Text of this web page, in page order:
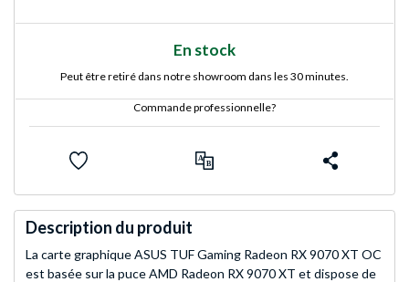
En stock
Peut être retiré dans notre showroom dans les 30 minutes.
Commande professionnelle?
Description du produit
La carte graphique ASUS TUF Gaming Radeon RX 9070 XT OC
est basée sur la puce AMD Radeon RX 9070 XT et dispose de